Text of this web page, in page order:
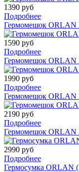
1390 руб
Подробнее
Гермомешок
1590 руб
Подробнее
Гермомешок
1990 руб
Подробнее
Гермомешок ORLAN
2190 руб
Подробнее
Гермомешок ORLAN
2990 руб
Подробнее
Гермосумка ORLAN